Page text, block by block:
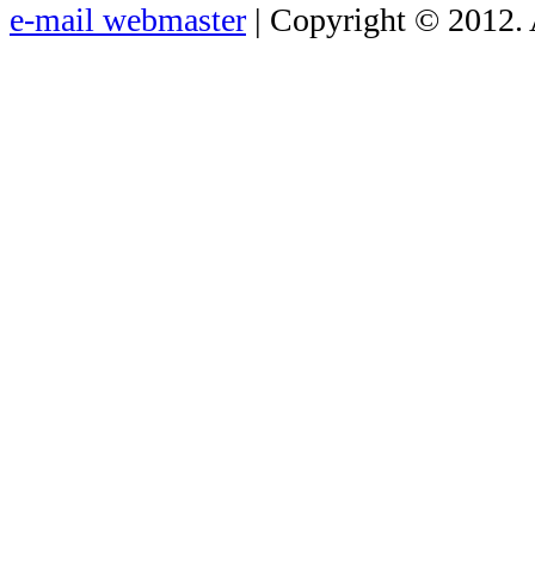
e-mail webmaster | Copyright © 2012.